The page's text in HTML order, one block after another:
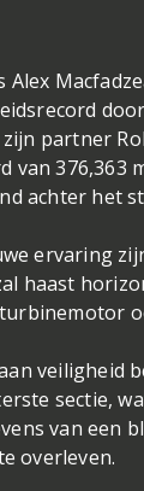
partner
376,363
achter het
ervaring
haast
veiligheid
sectie,
van een
overleven.